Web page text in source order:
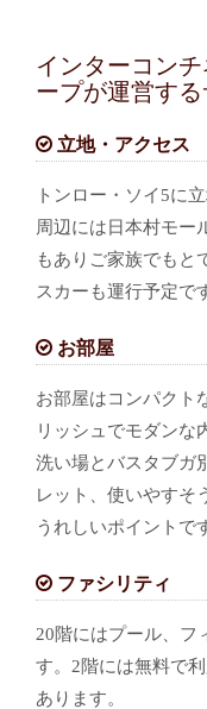
インターコン
ープが運営す
立地・アクセス
トンロー・ソイ5に
周辺には日本村モー
もありご家族でもと
スカーも運行予定で
お部屋
お部屋はコンパクト
リッシュでモダンな
洗い場とバスタブガ
レット、使いやすそ
うれしいポイントで
ファシリティ
20階にはプール、フ
す。2階には無料で
あります。